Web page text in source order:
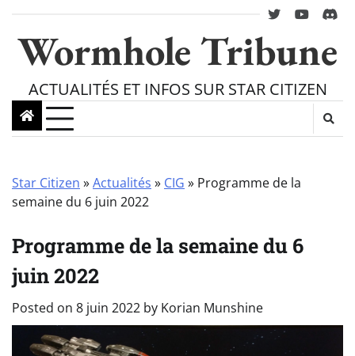
content
twitteryoutube
Wormhole Tribune
ACTUALITÉS ET INFOS SUR STAR CITIZEN
Star Citizen »Actualités » CIG » Programme de la
semaine du 6 juin 2022
Programme de la semaine du 6
juin 2022
Posted on 8 juin 2022 by Korian Munshine